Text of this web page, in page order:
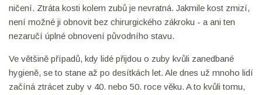
ničení. Ztráta kosti kolem zubů je nevratná. Jakmile kost zmizí,
není možné ji obnovit bez chirurgického zákroku - a ani ten
nezaručí úplné obnovení původního stavu.
Ve většině případů, kdy lidé přijdou o zuby kvůli zanedbané
hygieně, se to stane až po desítkách let. Ale dnes už mnoho lidí
začíná ztrácet zuby v 40. nebo 50. roce věku. A to kvůli tomu,